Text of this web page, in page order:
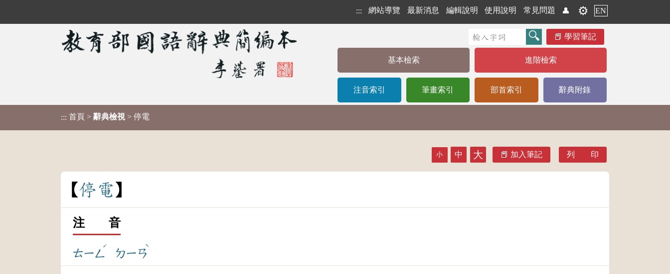
::: 網站導覽 最新消息 編輯說明 使用說明 常見問題 👤 ⚙️ EN
學習筆記
基本檢索 進階檢索
注音索引 筆畫索引 部首索引 辭典附錄
::: 首頁 > 辭典檢視 > 停電
小 中 大 加入筆記 列 印
停電
注 音
ㄊㄧㄥ
ˊ
ㄉㄧㄢ
ˋ